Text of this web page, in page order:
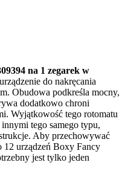
na 1 zegarek w
do nakręcania
Obudowa podkreśla mocny,
dodatkowo chroni
Wyjątkowość tego rotomatu
tego samego typu,
Aby przechowywać
12 urządzeń Boxy Fancy
jest tylko jeden